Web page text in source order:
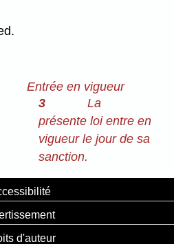
Entrée en vigueur
3
La
présente loi entre en
vigueur le jour de sa
sanction.
d'auteur